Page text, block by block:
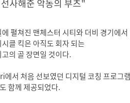
사해준 악동의 부츠"
펼쳐진 맨체스터 시티와 더비 경기에서
클 킥은 아직도 회자 되는
의 골 장면일 것이다.
에서 처음 선보였던 디지털 코칭 프로그
함께 제공되었다.